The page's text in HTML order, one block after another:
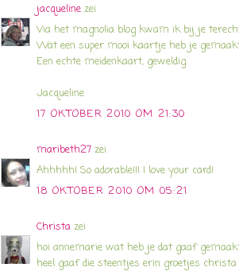
jacqueline zei
Via het magnolia blog kwam ik bij je
Wat een super mooi kaartje heb je gemaakt
Een echte meidenkaart, geweldig.
Jacqueline
17 OKTOBER 2010 OM 21:30
maribeth27 zei
Ahhhhh! So adorable!!! I love your card!
18 OKTOBER 2010 OM 05:21
Christa zei
hoi annemarie wat heb je dat gaaf
heel gaaf die steentjes erin groetjes christa